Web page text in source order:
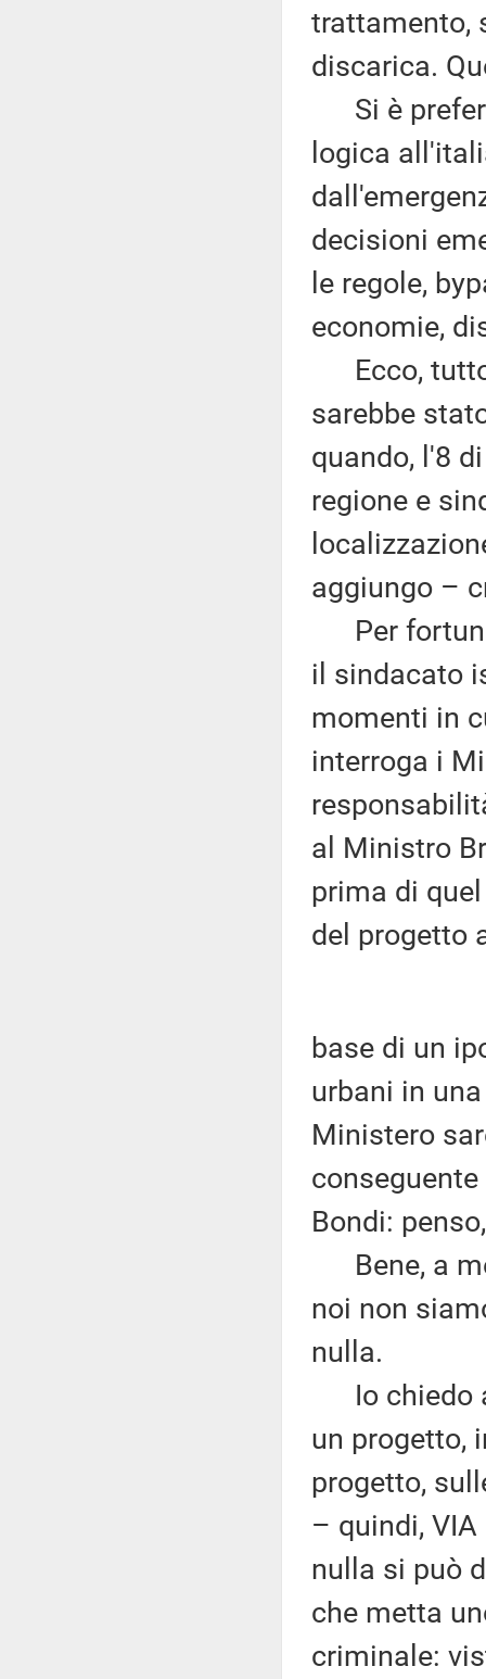
trattamento,
discarica.
Si è
logica
decisioni
le regole,
economie,
Ecco, tutto
sarebbe
quando, l'8
regione e
aggiungo –
Per
il sindacato
momenti in
interroga i
al Ministro
prima di
del progetto
base di un
urbani in
Ministero
Bondi:
Bene, a
noi non
nulla.
Io chiedo
un progetto,
progetto,
– quindi,
nulla si può
che metta
criminale: